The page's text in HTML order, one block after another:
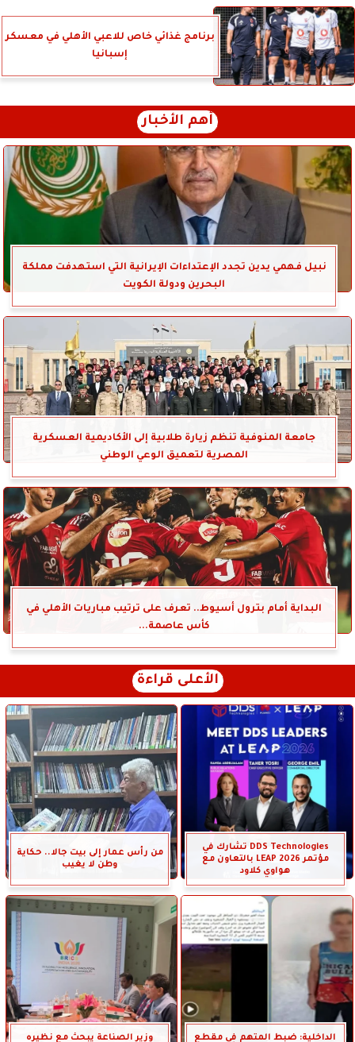
برنامج غذائي خاص للاعبي الأهلي في معسكر
إسبانيا
أهم الأخبار
نبيل فهمي يدين تجدد الإعتداءات الإيرانية التي استهدفت مملكة
البحرين ودولة الكويت
جامعة المنوفية تنظم زيارة طلابية إلى الأكاديمية العسكرية
المصرية لتعميق الوعي الوطني
البداية أمام بترول أسيوط.. تعرف على ترتيب مباريات الأهلي في
كأس عاصمة...
الأعلى قراءة
DDS Technologies تشارك في
مؤتمر LEAP 2026 بالتعاون مع
هواوي كلاود
من رأس عمار إلى بيت جالا.. حكاية
وطن لا يغيب
الداخلية: ضبط المتهم في مقطع
وزير الصناعة يبحث مع نظيره